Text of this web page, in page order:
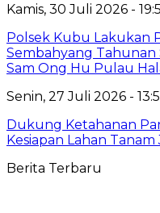
Kamis, 30 Juli 2026 -
Polsek Kubu Lakukan
Sembahyang
Sam Ong Hu Pulau
Senin, 27 Juli 2026 -
Dukung Ketahanan
Kesiapan Lahan
Berita Terbaru